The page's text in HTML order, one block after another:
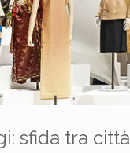
sfida tra